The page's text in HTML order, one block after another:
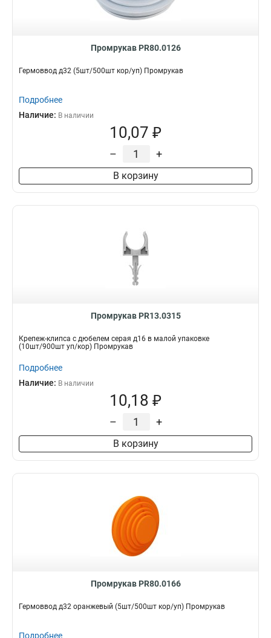
Промрукав PR80.0126
Гермоввод д32 (5шт/500шт кор/уп) Промрукав
Подробнее
Наличие: В наличии
10,07 ₽
– +
В корзину
Промрукав PR13.0315
Крепеж-клипса с дюбелем серая д16 в малой упаковке
(10шт/900шт уп/кор) Промрукав
Подробнее
Наличие: В наличии
10,18 ₽
– +
В корзину
Промрукав PR80.0166
Гермоввод д32 оранжевый (5шт/500шт кор/уп) Промрукав
Подробнее